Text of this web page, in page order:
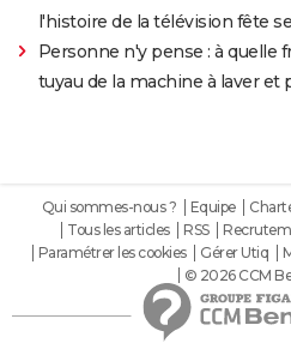
l'histoire de la télévision fête
Personne n'y pense : à quelle
tuyau de la machine à laver et
Qui sommes-nous ? Equipe
Tous les articles
RSS
Paramétrer les cookies
Gérer Utiq
© 2026 CCM